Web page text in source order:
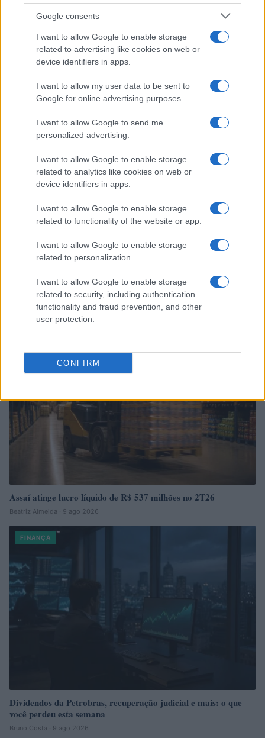
Google consents
I want to allow Google to enable storage
related to advertising like cookies on web or
device identifiers in apps.
I want to allow my user data to be sent to
Google for online advertising purposes.
I want to allow Google to send me
personalized advertising.
I want to allow Google to enable storage
related to analytics like cookies on web or
device identifiers in apps.
I want to allow Google to enable storage
related to functionality of the website or app.
I want to allow Google to enable storage
related to personalization.
I want to allow Google to enable storage
related to security, including authentication
functionality and fraud prevention, and other
user protection.
CONFIRM
Continue lendo
Assaí atinge lucro líquido de R$ 537 milhões no 2T26
Beatriz Almeida · 9 ago 2026
FINANÇA
Dividendos da Petrobras, recuperação judicial e mais: o que
você perdeu esta semana
Bruno Costa · 9 ago 2026